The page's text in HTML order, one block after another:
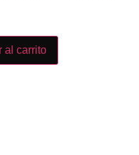
al carrito